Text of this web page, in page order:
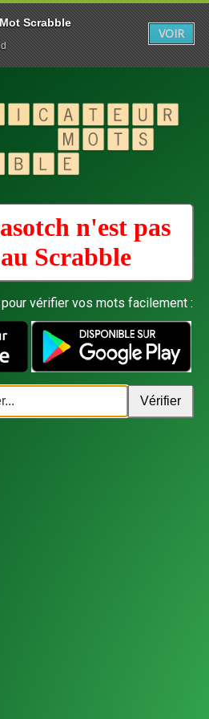
n'est pas
Scrabble
vérifier vos mots facilement :
Scrabble
VOIR